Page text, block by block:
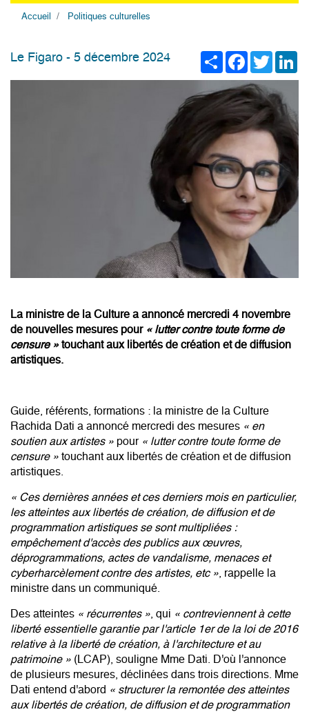
Accueil Politiques culturelles
ShareFacebook
Twitter
Le Figaro - 5 décembre 2024
La ministre de la Culture a annoncé mercredi 4 novembre
de nouvelles mesures pour « lutter contre toute forme de
censure »touchant aux libertés de création et de diffusion
artistiques.
Guide, référents, formations : la ministre de la Culture
Rachida Dati a annoncé mercredi des mesures « en
soutien aux artistes » pour « lutter contre toute forme de
censure » touchant aux libertés de création et de diffusion
artistiques.
« Ces dernières années et ces derniers mois en particulier,
les atteintes aux libertés de création, de diffusion et de
programmation artistiques se sont multipliées :
empêchement d'accès des publics aux œuvres,
déprogrammations, actes de vandalisme, menaces et
cyberharcèlement contre des artistes, etc », rappelle la
ministre dans un communiqué.
Des atteintes « récurrentes », qui « contreviennent à cette
liberté essentielle garantie par l'article 1er de la loi de 2016
relative à la liberté de création, à l'architecture et au
patrimoine » (LCAP), souligne Mme Dati. D'où l'annonce
de plusieurs mesures, déclinées dans trois directions. Mme
Dati entend d'abord « structurer la remontée des atteintes
aux libertés de création, de diffusion et de programmation